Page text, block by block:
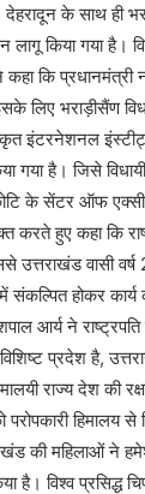
के साथ ही
किया गया है।
कहा कि
लिए भराड़ीसैंण
इंटरनेशनल
गया है। जिसे
के सेंटर ऑफ
करते हुए कहा कि
उत्तराखंड वासी
में संकल्पित होकर
आर्य ने
प्रदेश है,
राज्य देश की
हिमालय से
की महिलाओं ने
है। विश्व प्रसिद्ध